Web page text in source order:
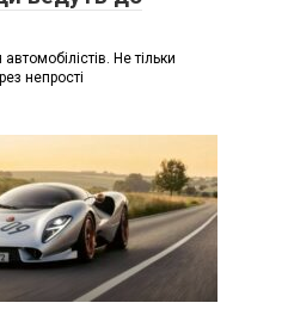
Не тільки
непрості